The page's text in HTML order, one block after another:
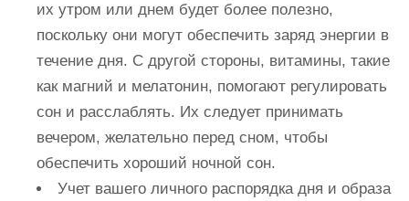
их утром или днем ​​будет более полезно,
поскольку они могут обеспечить заряд энергии в
течение дня. С другой стороны, витамины, такие
как магний и мелатонин, помогают регулировать
сон и расслаблять. Их следует принимать
вечером, желательно перед сном, чтобы
обеспечить хороший ночной сон.
Учет вашего личного распорядка дня и образа